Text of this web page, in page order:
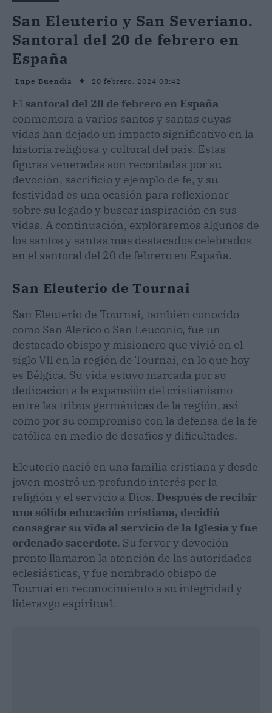
San Eleuterio y San Severiano.
Santoral del 20 de febrero en
España
Lupe Buendía 20 febrero, 2024 08:42
El santoral del 20 de febrero en España
conmemora a varios santos y santas cuyas
vidas han dejado un impacto significativo en la
historia religiosa y cultural del país. Estas
figuras veneradas son recordadas por su
devoción, sacrificio y ejemplo de fe, y su
festividad es una ocasión para reflexionar
sobre su legado y buscar inspiración en sus
vidas. A continuación, exploraremos algunos de
los santos y santas más destacados celebrados
en el santoral del 20 de febrero en España.
San Eleuterio de Tournai
San Eleuterio de Tournai, también conocido
como San Alerico o San Leuconio, fue un
destacado obispo y misionero que vivió en el
siglo VII en la región de Tournai, en lo que hoy
es Bélgica. Su vida estuvo marcada por su
dedicación a la expansión del cristianismo
entre las tribus germánicas de la región, así
como por su compromiso con la defensa de la fe
católica en medio de desafíos y dificultades.
Eleuterio nació en una familia cristiana y desde
joven mostró un profundo interés por la
religión y el servicio a Dios. Después de recibir
una sólida educación cristiana, decidió
consagrar su vida al servicio de la Iglesia y fue
ordenado sacerdote. Su fervor y devoción
pronto llamaron la atención de las autoridades
eclesiásticas, y fue nombrado obispo de
Tournai en reconocimiento a su integridad y
liderazgo espiritual.